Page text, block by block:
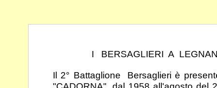
I BERSAGLIERI A
Il 2° Battaglione Bersaglieri è